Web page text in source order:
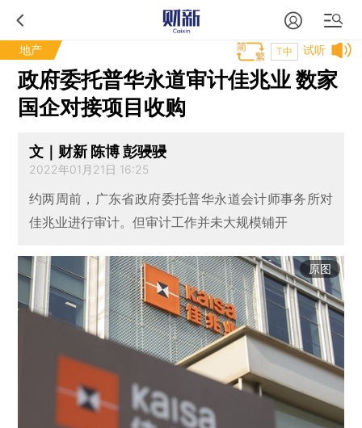
地产 试听
T中
政府委托普华永道审计佳兆业 数家
国企对接项目收购
文｜财新 陈博 彭骎骎
2022年01月21日 16:25
约两周前，广东省政府委托普华永道会计师事务所对
佳兆业进行审计。但审计工作并未大规模铺开
原图